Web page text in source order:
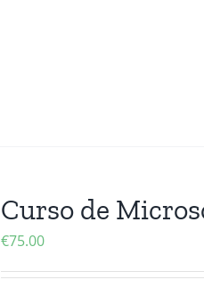
Curso de
€75.00